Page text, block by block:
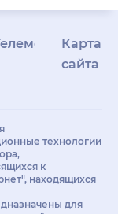
Карта
сайта
технологии
к
находящихся
для